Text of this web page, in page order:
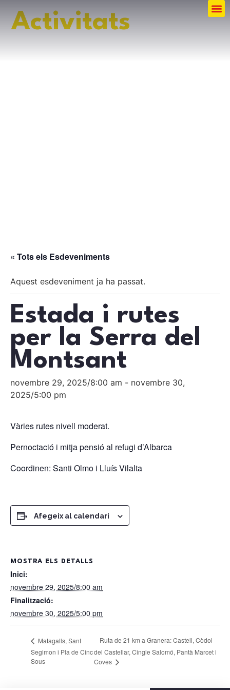
Activitats
« Tots els Esdeveniments
Aquest esdeveniment ja ha passat.
Estada i rutes
per la Serra del
Montsant
novembre 29, 2025/8:00 am - novembre 30,
2025/5:00 pm
Vàries rutes nivell moderat.
Pernoctació i mitja pensió al refugi d’Albarca
Coordinen: Santi Olmo i Lluís Vilalta
Afegeix al calendari
MOSTRA ELS DETALLS
Inici:
novembre 29, 2025/8:00 am
Finalització:
novembre 30, 2025/5:00 pm
Matagalls, Sant
Segimon i Pla de Cinc
Sous
Ruta de 21 km a Granera: Castell, Còdol
del Castellar, Cingle Salomó, Pantà Marcet i
Coves